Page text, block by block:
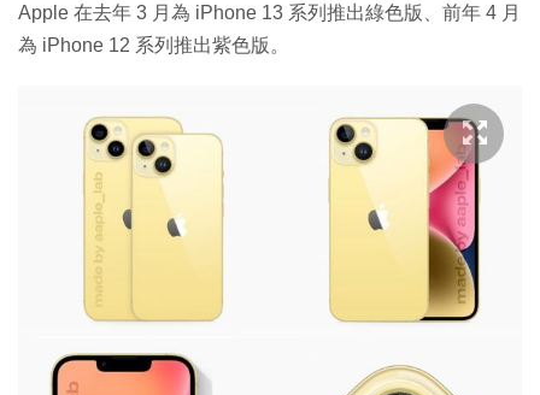
Apple 在去年 3 月為 iPhone 13 系列推出綠色版、前年 4 月
為 iPhone 12 系列推出紫色版。